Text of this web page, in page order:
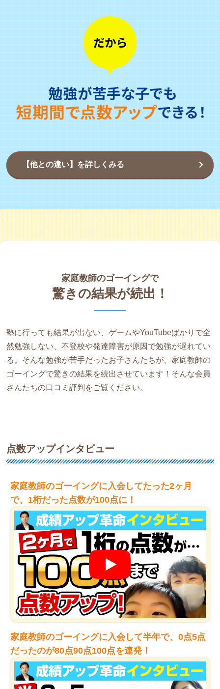
【他との違い】を詳しくみる
家庭教師のゴーイングで
驚きの結果が続出！
塾に行っても結果が出ない、ゲームやYouTubeばかりで全
然勉強しない、不登校や発達障害が原因で勉強が遅れてい
る。そんな勉強が苦手だったお子さんたちが、家庭教師の
ゴーイングで驚きの結果を続出させています！そんな会員
さんたちの口コミ評判をご覧ください。
点数アップインタビュー
家庭教師のゴーイングに入会してたった2ヶ月
で、1桁だった点数が100点に！
家庭教師のゴーイングに入会して半年で、0点5点
だったのが80点90点100点を連発！